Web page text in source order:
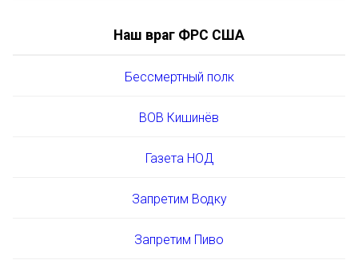
Наш враг ФРС США
Бессмертный полк
ВОВ Кишинёв
Газета НОД
Запретим Водку
Запретим Пиво